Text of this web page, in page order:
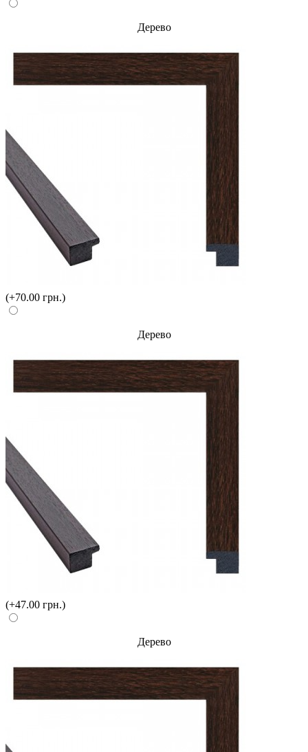
Дерево
(+70.00 грн.)
Дерево
(+47.00 грн.)
Дерево